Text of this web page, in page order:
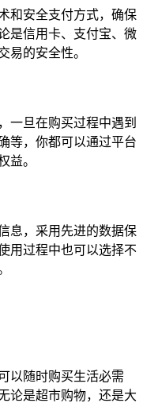
和安全支付方式，确保
是信用卡、支付宝、微
易的安全性。
一旦在购买过程中遇到
等，你都可以通过平台
益。
息，采用先进的数据保
用过程中也可以选择不
以随时购买生活必需
论是超市购物，还是大